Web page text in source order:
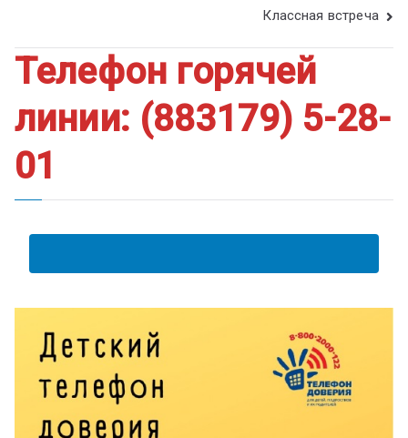
Классная встреча
Телефон горячей
линии: (883179) 5-28-
01